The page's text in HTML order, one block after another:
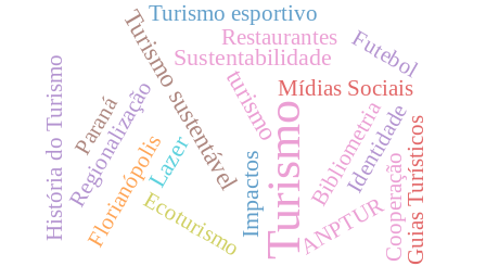
Turismo
Turismo sustentávelturismo
Impactos
Lazer
Sustentabilidade
Ecoturismo
Florianópolis
Mídias Sociais
Regionalização
Restaurantes
Paraná Bibliometria
Identidade
História do Turismo Guias Turísticos
Turismo esportivo
Futebol
ANPTURCooperação